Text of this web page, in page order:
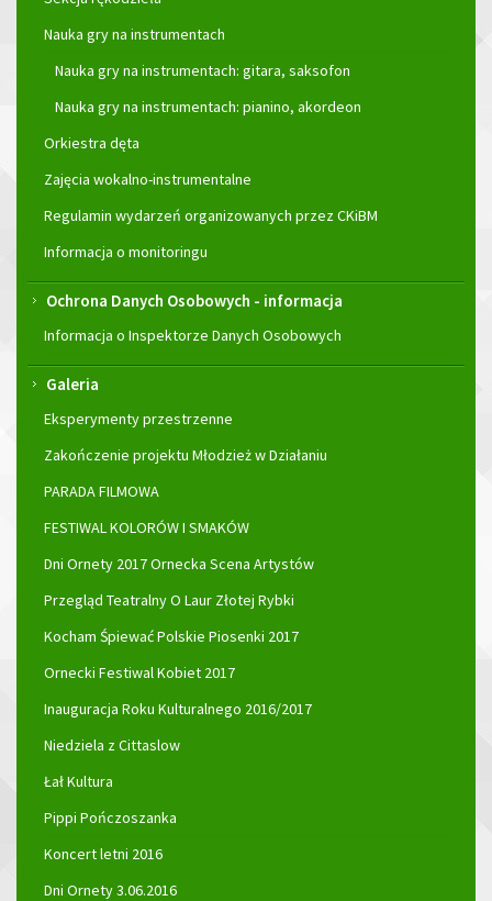
Nauka gry na instrumentach
Nauka gry na instrumentach: gitara, saksofon
Nauka gry na instrumentach: pianino, akordeon
Orkiestra dęta
Zajęcia wokalno-instrumentalne
Regulamin wydarzeń organizowanych przez CKiBM
Informacja o monitoringu
Ochrona Danych Osobowych - informacja
Informacja o Inspektorze Danych Osobowych
Galeria
Eksperymenty przestrzenne
Zakończenie projektu Młodzież w Działaniu
PARADA FILMOWA
FESTIWAL KOLORÓW I SMAKÓW
Dni Ornety 2017 Ornecka Scena Artystów
Przegląd Teatralny O Laur Złotej Rybki
Kocham Śpiewać Polskie Piosenki 2017
Ornecki Festiwal Kobiet 2017
Inauguracja Roku Kulturalnego 2016/2017
Niedziela z Cittaslow
Łał Kultura
Pippi Pończoszanka
Koncert letni 2016
Dni Ornety 3.06.2016